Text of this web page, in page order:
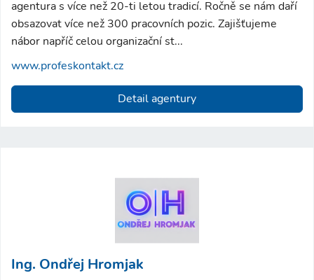
agentura s více než 20-ti letou tradicí. Ročně se nám daří
obsazovat více než 300 pracovních pozic. Zajišťujeme
nábor napříč celou organizační st...
www.profeskontakt.cz
Detail agentury
Ing. Ondřej Hromjak